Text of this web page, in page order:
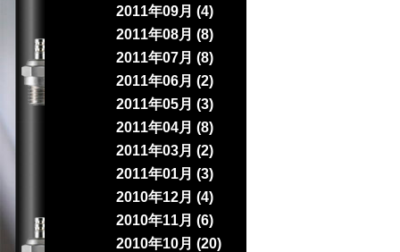
2011年09月 (4)
2011年08月 (8)
2011年07月 (8)
2011年06月 (2)
2011年05月 (3)
2011年04月 (8)
2011年03月 (2)
2011年01月 (3)
2010年12月 (4)
2010年11月 (6)
2010年10月 (20)